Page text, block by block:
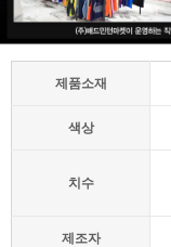
제품소재
색상
치수
제조자